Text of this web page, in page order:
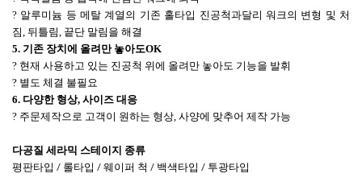
? 알루미늄 등 메탈 계열의 기존 홀타입 진공척과달리 워크의 변형 및 처
짐, 뒤틀림, 끝단 말림을 해결
5. 기존 장치에 올려만 놓아도OK
? 현재 사용하고 있는 진공척 위에 올려만 놓아도 기능을 발휘
? 별도 체결 불필요
6. 다양한 형상, 사이즈 대응
? 주문제작으로 고객이 원하는 형상, 사양에 맞추어 제작 가능
다공질 세라믹 스테이지 종류
평판타입 / 롤타입 / 웨이퍼 척 / 백색타입 / 투광타입